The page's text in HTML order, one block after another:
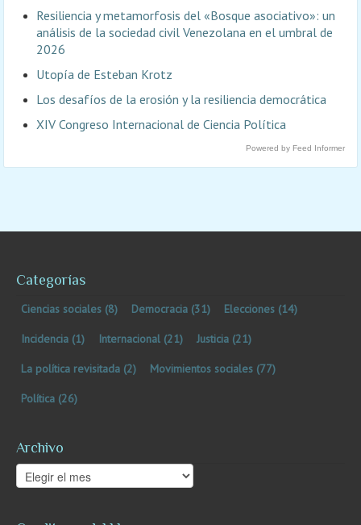
Resiliencia y metamorfosis del «Bosque asociativo»: un
análisis de la sociedad civil Venezolana en el umbral de
2026
Utopía de Esteban Krotz
Los desafíos de la erosión y la resiliencia democrática
XIV Congreso Internacional de Ciencia Política
Powered by Feed Informer
Categorías
Ciencias sociales (8) Democracia (31) Elecciones (14)
Incidencia (1) Internacional (21) Justicia (21)
La política revisitada (2) Movimientos sociales (77)
Política (26)
Archivo
Archivo